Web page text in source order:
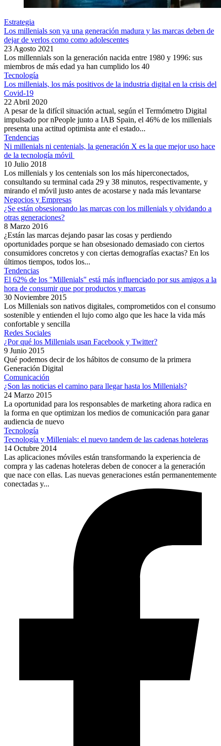
Estrategia
Los millenials son ya una generación madura y las marcas deben de
dejar de verlos como como adolescentes
23 Agosto 2021
Los millennials son la generación nacida entre 1980 y 1996: sus
miembros de más edad ya han cumplido los 40
Tecnología
Los millenials, los más positivos de la industria digital en la crisis del
Covid-19
22 Abril 2020
A pesar de la difícil situación actual, según el Termómetro Digital
impulsado por nPeople junto a IAB Spain, el 46% de los millenials
presenta una actitud optimista ante el estado...
Tendencias
Ni millenials ni centenials, la generación X es la que mejor uso hace
de la tecnología móvil
10 Julio 2018
Los millenials y los centenials son los más hiperconectados,
consultando su terminal cada 29 y 38 minutos, respectivamente, y
mirando el móvil justo antes de acostarse y nada más levantarse
Negocios y Empresas
¿Se están obsesionando las marcas con los millenials y olvidando a
otras generaciones?
8 Marzo 2016
¿Están las marcas dejando pasar las cosas y perdiendo
oportunidades porque se han obsesionado demasiado con ciertos
consumidores concretos y con ciertas demografías exactas? En los
últimos tiempos, todos los...
Tendencias
El 62% de los "Millenials" está más influenciado por sus amigos a la
hora de consumir que por productos y marcas
30 Noviembre 2015
Los Millenials son nativos digitales, comprometidos con el consumo
sostenible y entienden el lujo como algo que les hace la vida más
confortable y sencilla
Redes Sociales
¿Por qué los Millenials usan Facebook y Twitter?
9 Junio 2015
Qué podemos decir de los hábitos de consumo de la primera
Generación Digital
Comunicación
¿Son las noticias el camino para llegar hasta los Millenials?
24 Marzo 2015
La oportunidad para los responsables de marketing ahora radica en
la forma en que optimizan los medios de comunicación para ganar
audiencia de nuevo
Tecnología
Tecnología y Millenials: el nuevo tandem de las cadenas hoteleras
14 Octubre 2014
Las aplicaciones móviles están transformando la experiencia de
compra y las cadenas hoteleras deben de conocer a la generación
que nace con ellas. Las nuevas generaciones están permanentemente
conectadas y...